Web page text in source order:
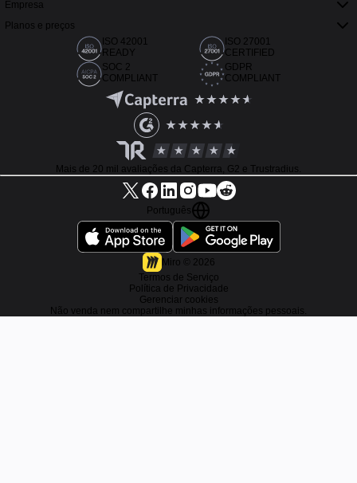
Empresa
Planos e preços
ISO 42001
READY
ISO 27001
CERTIFIED
SOC 2
COMPLIANT
GDPR
COMPLIANT
Mais de 20 mil avaliações da Capterra, G2 e Trustradius.
Português
Miro ©
2026
Termos de Serviço
Política de Privacidade
Gerenciar cookies
Não venda nem compartilhe minhas informações pessoais.